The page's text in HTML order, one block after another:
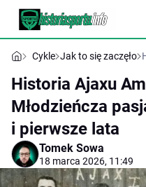
Cykle Jak to się zaczęło
Historia Ajaxu
Młodzieńcza
i pierwsze lata
Tomek Sowa
18 marca 2026, 11:49